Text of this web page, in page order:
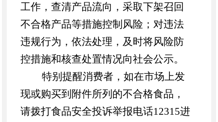
工作，查清产品流向，采取下架召回
不合格产品等措施控制风险；对违法
违规行为，依法处理，及时将风险防
控措施和核查处置情况向社会公示。
特别提醒消费者，如在市场上发
现或购买到附件所列的不合格食品，
请拨打食品安全投诉举报电话12315进